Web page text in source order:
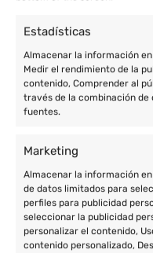
Estadísticas
Almacenar la información
Medir el rendimiento de la
contenido, Comprender al
través de la combinación
fuentes.
Marketing
Almacenar la información
de datos limitados para
perfiles para publicidad
seleccionar la publicidad
personalizar el contenido,
contenido personalizado,
Enric Prat de la